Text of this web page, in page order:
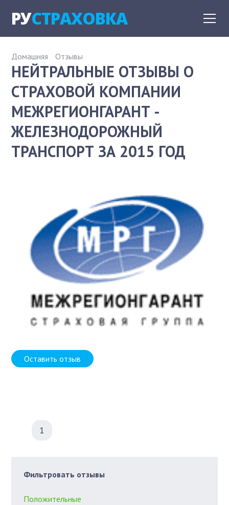
РУСТРАХОВКА
Домашняя Отзывы
НЕЙТРАЛЬНЫЕ ОТЗЫВЫ О
СТРАХОВОЙ КОМПАНИИ
МЕЖРЕГИОНГАРАНТ -
ЖЕЛЕЗНОДОРОЖНЫЙ
ТРАНСПОРТ ЗА 2015 ГОД
Оставить отзыв
1
Фильтровать отзывы
Положительные